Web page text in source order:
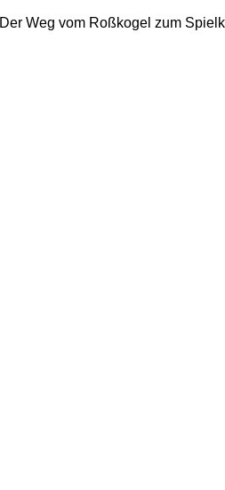
Der Weg vom Roßkogel zum